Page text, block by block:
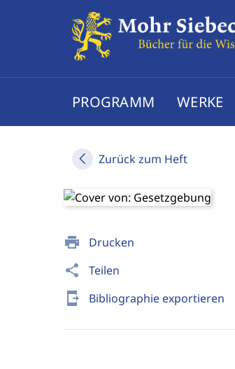
PROGRAMM WERKE
Zurück zum Heft
print Drucken
share Teilen
send_to_mobile Bibliographie exportieren